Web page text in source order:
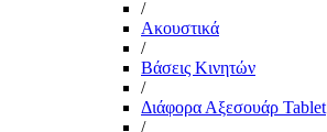
/
Ακουστικά
/
Βάσεις Κινητών
/
Διάφορα Αξεσουάρ Tablet
/